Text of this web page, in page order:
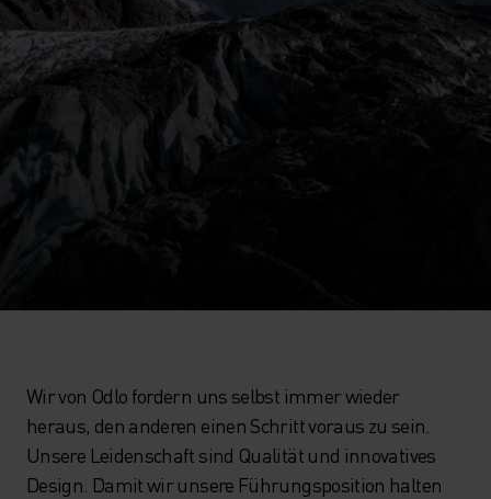
Wir von Odlo fordern uns selbst immer wieder
heraus, den anderen einen Schritt voraus zu sein.
Unsere Leidenschaft sind Qualität und innovatives
Design. Damit wir unsere Führungsposition halten